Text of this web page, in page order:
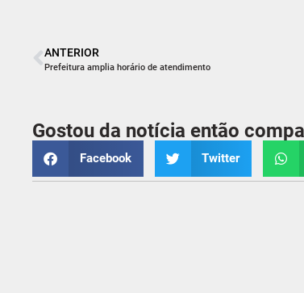
ANTERIOR
Prefeitura amplia horário de atendimento
Gostou da notícia então
Facebook Twitter